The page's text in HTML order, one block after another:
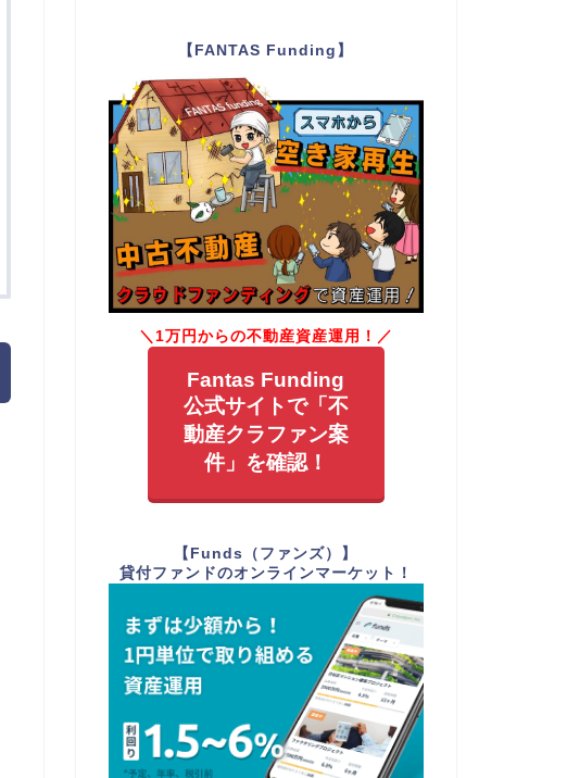
【FANTAS Funding】
＼1万円からの不動産資産運用！／
Fantas Funding
公式サイトで「不
動産クラファン案
件」を確認！
【Funds（ファンズ）】
貸付ファンドのオンラインマーケット！